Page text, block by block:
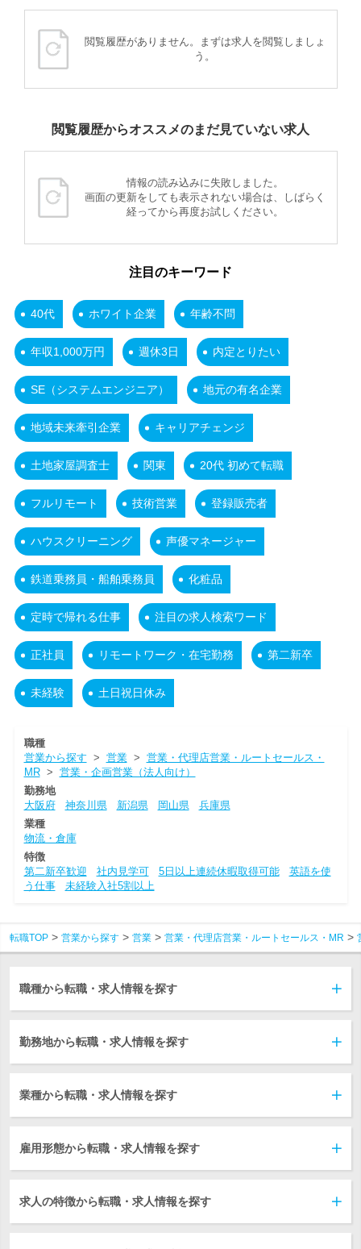
閲覧履歴がありません。まずは求人を閲覧しましょ
う。
閲覧履歴からオススメのまだ見ていない求人
情報の読み込みに失敗しました。
画面の更新をしても表示されない場合は、しばらく
経ってから再度お試しください。
注目のキーワード
40代 ホワイト企業 年齢不問
年収1,000万円 週休3日 内定とりたい
SE（システムエンジニア） 地元の有名企業
地域未来牽引企業 キャリアチェンジ
土地家屋調査士 関東 20代 初めて転職
フルリモート 技術営業 登録販売者
ハウスクリーニング 声優マネージャー
鉄道乗務員・船舶乗務員 化粧品
定時で帰れる仕事 注目の求人検索ワード
正社員 リモートワーク・在宅勤務 第二新卒
未経験 土日祝日休み
職種
営業から探す > 営業> 営業・代理店営業・ルートセールス・
MR> 営業・企画営業（法人向け）
勤務地
大阪府
神奈川県 新潟県 岡山県
兵庫県
業種
物流・倉庫
特徴
第二新卒歓迎
社内見学可 5日以上連続休暇取得可能
英語を使
う仕事
未経験入社5割以上
転職TOP 営業から探す 営業 営業・代理店営業・ルートセールス・MR
職種から転職・求人情報を探す
勤務地から転職・求人情報を探す
業種から転職・求人情報を探す
雇用形態から転職・求人情報を探す
求人の特徴から転職・求人情報を探す